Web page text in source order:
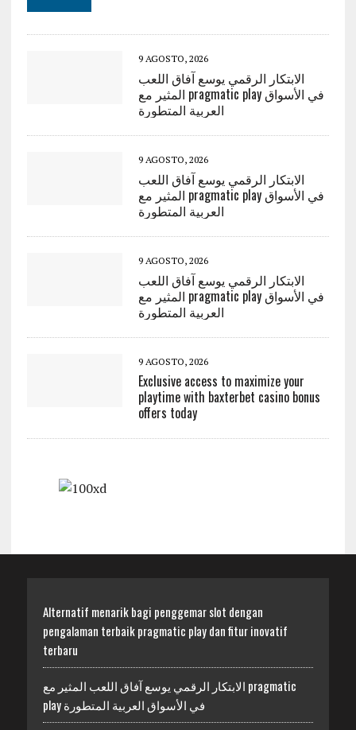
9 AGOSTO, 2026
الابتكار الرقمي يوسع آفاق اللعب
المثير مع pragmatic play في الأسواق
العربية المتطورة
9 AGOSTO, 2026
الابتكار الرقمي يوسع آفاق اللعب
المثير مع pragmatic play في الأسواق
العربية المتطورة
9 AGOSTO, 2026
الابتكار الرقمي يوسع آفاق اللعب
المثير مع pragmatic play في الأسواق
العربية المتطورة
9 AGOSTO, 2026
Exclusive access to maximize your
playtime with baxterbet casino bonus
offers today
Alternatif menarik bagi penggemar slot dengan
pengalaman terbaik pragmatic play dan fitur inovatif
terbaru
الابتكار الرقمي يوسع آفاق اللعب المثير مع pragmatic
play في الأسواق العربية المتطورة